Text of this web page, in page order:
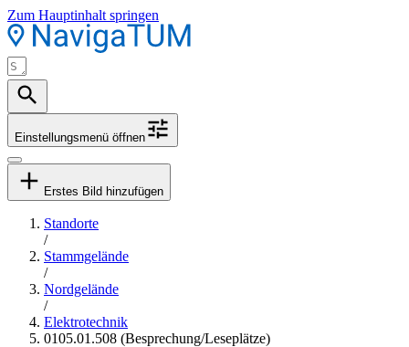
Zum Hauptinhalt springen
Einstellungsmenü öffnen
Erstes Bild hinzufügen
Standorte
/
Stammgelände
/
Nordgelände
/
Elektrotechnik
0105.01.508 (Besprechung/Leseplätze)